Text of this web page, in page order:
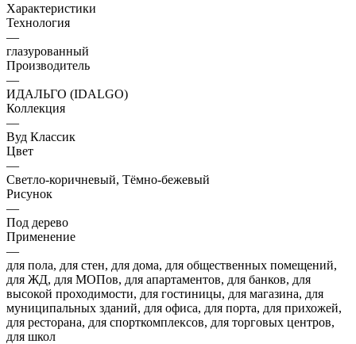
Характеристики
Технология
—
глазурованный
Производитель
—
ИДАЛЬГО (IDALGO)
Коллекция
—
Вуд Классик
Цвет
—
Светло-коричневый, Тёмно-бежевый
Рисунок
—
Под дерево
Применение
—
для пола, для стен, для дома, для общественных помещений,
для ЖД, для МОПов, для апартаментов, для банков, для
высокой проходимости, для гостиницы, для магазина, для
муниципальных зданий, для офиса, для порта, для прихожей,
для ресторана, для спорткомплексов, для торговых центров,
для школ